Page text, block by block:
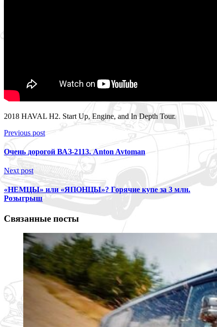
2018 HAVAL H2. Start Up, Engine, and In Depth Tour.
Previous post
Очень дорогой ВАЗ-2113. Anton Avtoman
Next post
«НЕМЦЫ» или «ЯПОНЦЫ»? Горячие купе за 3 млн.
Розыгрыш
Связанные посты